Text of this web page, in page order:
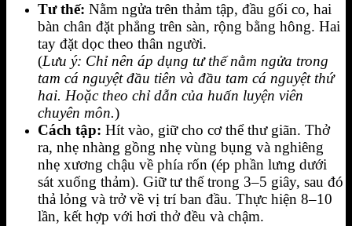
Tư thế: Nằm ngửa trên thảm tập, đầu gối co, hai
bàn chân đặt phẳng trên sàn, rộng bằng hông. Hai
tay đặt dọc theo thân người.
(Lưu ý: Chỉ nên áp dụng tư thế nằm ngửa trong
tam cá nguyệt đầu tiên và đầu tam cá nguyệt thứ
hai. Hoặc theo chỉ dẫn của huấn luyện viên
chuyên môn.)
Cách tập: Hít vào, giữ cho cơ thể thư giãn. Thở
ra, nhẹ nhàng gồng nhẹ vùng bụng và nghiêng
nhẹ xương chậu về phía rốn (ép phần lưng dưới
sát xuống thảm). Giữ tư thế trong 3–5 giây, sau đó
thả lỏng và trở về vị trí ban đầu. Thực hiện 8–10
lần, kết hợp với hơi thở đều và chậm.